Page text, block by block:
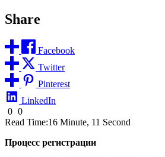
Share
Facebook
Twitter
Pinterest
LinkedIn
0 0
Read Time:16 Minute, 11 Second
Процесс регистрации